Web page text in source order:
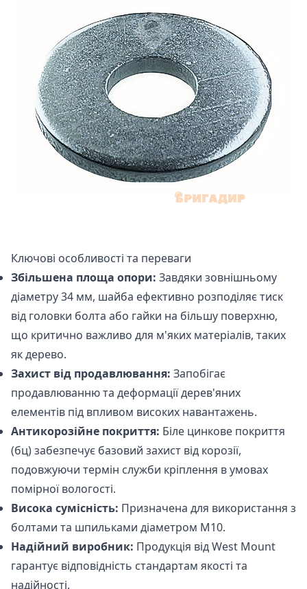
Ключові особливості та переваги
Збільшена площа опори: Завдяки зовнішньому
діаметру 34 мм, шайба ефективно розподіляє тиск
від головки болта або гайки на більшу поверхню,
що критично важливо для м'яких матеріалів, таких
як дерево.
Захист від продавлювання: Запобігає
продавлюванню та деформації дерев'яних
елементів під впливом високих навантажень.
Антикорозійне покриття: Біле цинкове покриття
(бц) забезпечує базовий захист від корозії,
подовжуючи термін служби кріплення в умовах
помірної вологості.
Висока сумісність: Призначена для використання з
болтами та шпильками діаметром М10.
Надійний виробник: Продукція від West Mount
гарантує відповідність стандартам якості та
надійності.